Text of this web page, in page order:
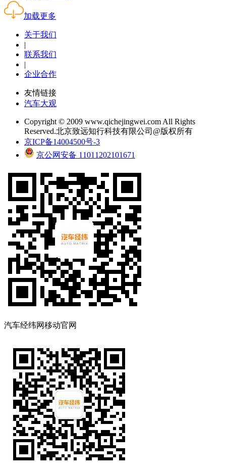
加载更多
关于我们
|
联系我们
|
企业合作
友情链接
汽车大观
Copyright © 2009 www.qichejingwei.com All Rights
Reserved.北京致远知行科技有限公司@版权所有
京ICP备14004500号-3
京公网安备 11011202101671
汽车经纬网移动官网